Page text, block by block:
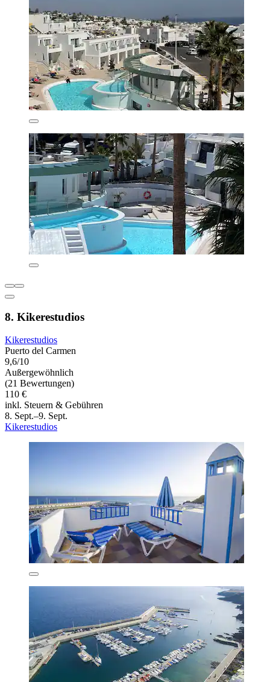
8. Kikerestudios
Kikerestudios
Puerto del Carmen
9,6/10
Außergewöhnlich
(21 Bewertungen)
110 €
inkl. Steuern & Gebühren
8. Sept.–9. Sept.
Kikerestudios